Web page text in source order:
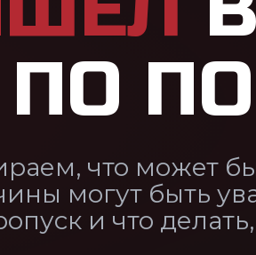
— эксперт ВВК
Только
может быть за неявку в
быть уважительными,